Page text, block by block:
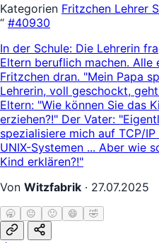
Kategorien Fritzchen Lehrer
“ #40930
In der Schule: Die Lehrerin
Eltern beruflich machen. Alle
Fritzchen dran. "Mein Papa
Lehrerin, voll geschockt,
Eltern: "Wie können Sie das
erziehen?!" Der Vater:
spezialisiere mich auf TCP/
UNIX-Systemen ... Aber wie
Kind erklären?!"
Von Witzfabrik · 27.07.2025
🥱 😐 🙂 😄 🤣